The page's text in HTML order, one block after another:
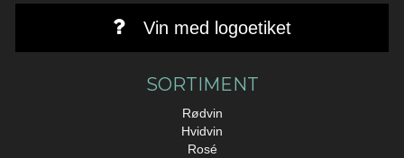
Vin med logoetiket
SORTIMENT
Rødvin
Hvidvin
Rosé